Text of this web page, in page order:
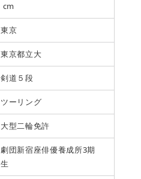
cm
東京
東京都立大
剣道５段
ツーリング
大型二輪免許
劇団新宿座俳優養成所3期
生